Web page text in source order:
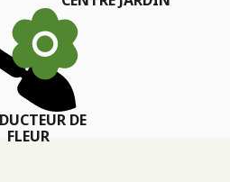
DE
FLEUR